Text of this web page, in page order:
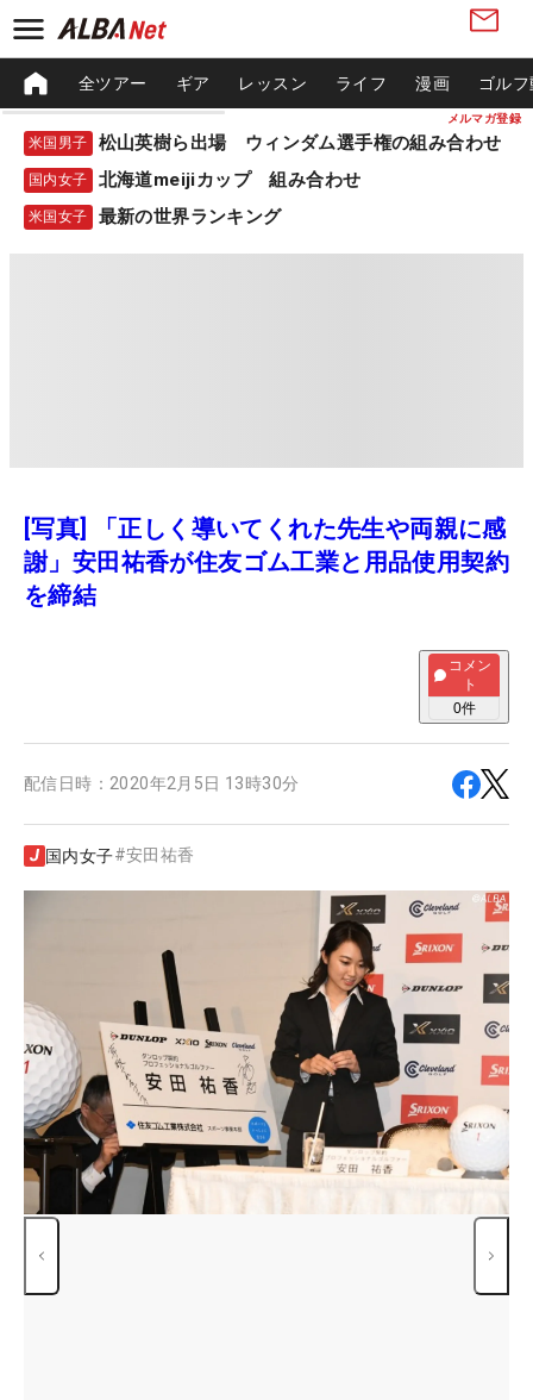
メルマガ登録
全ツアー ギア レッスン ライフ 漫画 ゴル
米国男子 松山英樹ら出場 ウィンダム選手権の組み合わせ
国内女子 北海道meijiカップ 組み合わせ
米国女子 最新の世界ランキング
[写真] 「正しく導いてくれた先生や両親に感
謝」安田祐香が住友ゴム工業と用品使用契約
を締結
コメン
ト
0件
配信日時： 2020年2月5日 13時30分
国内女子#安田祐香